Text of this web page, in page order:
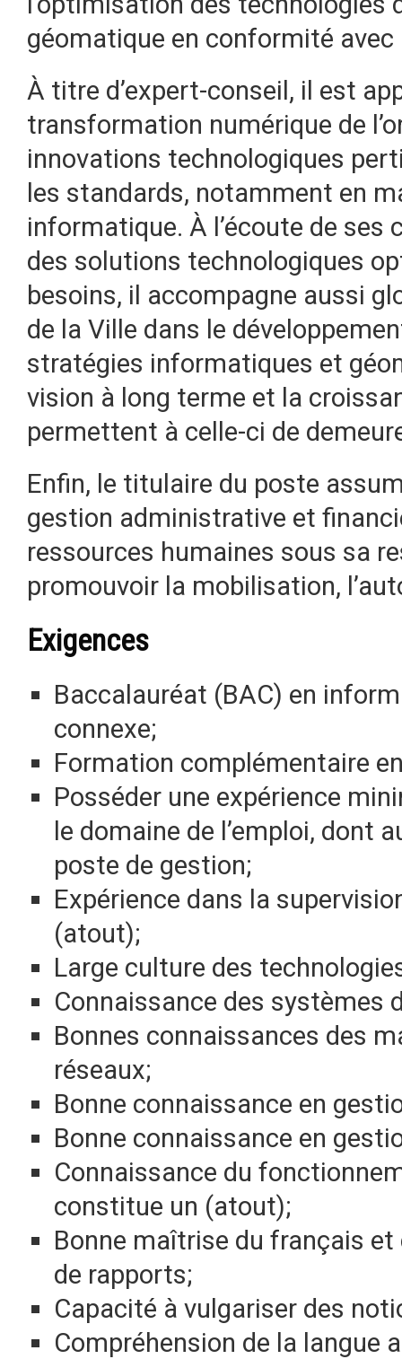
géomatique en conformité
À titre d’expert-conseil, il est
transformation numérique de
innovations technologiques
les standards, notamment en
informatique. À l’écoute de
des solutions technologiques
besoins, il accompagne aussi
de la Ville dans le
stratégies informatiques et
vision à long terme et la
permettent à celle-ci de
Enfin, le titulaire du poste
gestion administrative et
ressources humaines sous sa
promouvoir la mobilisation,
Exigences
Baccalauréat (BAC) en
connexe;
Formation complémentaire
Posséder une expérience
le domaine de l’emploi, dont
poste de gestion;
Expérience dans la
(atout);
Large culture des
Connaissance des systèmes
Bonnes connaissances des
réseaux;
Bonne connaissance en
Bonne connaissance en
Connaissance du
constitue un (atout);
Bonne maîtrise du français
de rapports;
Capacité à vulgariser des
Compréhension de la langue